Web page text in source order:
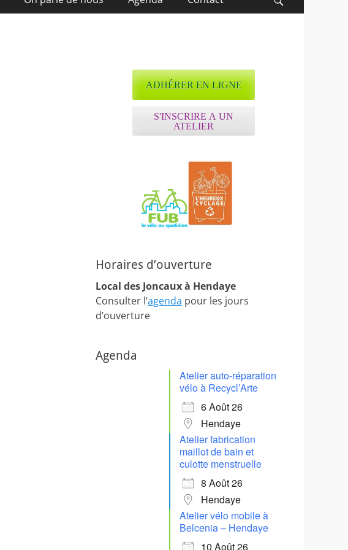
ADHÉRER EN LIGNE
S'INSCRIRE A UN
ATELIER
Horaires d’ouverture
Local des Joncaux à Hendaye
Consulter l’agenda pour les jours
d’ouverture
Agenda
Atelier auto-réparation
vélo à Recycl’Arte
6 Août 26
Hendaye
Atelier fabrication
maillot de bain et
culotte menstruelle
8 Août 26
Hendaye
Atelier vélo mobile à
Belcenia – Hendaye
10 Août 26